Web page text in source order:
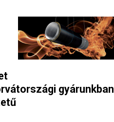
gyárunkban